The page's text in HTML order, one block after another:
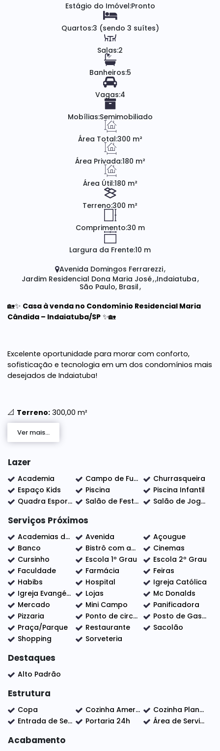
Estágio do Imóvel:Pronto
Quartos:3 (sendo 3 suítes)
Salas:2
Banheiros:5
Vagas:4
Mobílias:Semimobiliado
Área Total:300 m²
Área Privada:180 m²
Área Útil:180 m²
Terreno:300 m²
Comprimento:30 m
Largura da Frente:10 m
Avenida Domingos Ferrarezzi
Jardim Residencial Dona Maria José Indaiatuba
São Paulo, Brasil
🏡✨ Casa à venda no Condomínio Residencial Maria
Cândida – Indaiatuba/SP ✨🏡
Excelente oportunidade para morar com conforto,
sofisticação e tecnologia em um dos condomínios mais
desejados de Indaiatuba!
📐 Terreno: 300,00 m²
🏗Construção:
Piscina:11,76 m²
📊Área total construída:
🌿Área livre:
🔹 3 suítes
🔹 Escritório com móveis planejados
🔹 Lavabo com móveis planejados
🔹 Área gourmet com móveis planejados
🔹 Cozinha com móveis planejados
🔹 Lavanderia com móveis planejados
🔹 3 WCs com móveis planejados
🔹 4 vagas de garagem (2 cobertas e 2 descobertas)
❄ Infraestrutura para ar-condicionado nos 3
dormitórios, sala, escritório e área gourmet
🪞 Box e espelhos dos WCs já instalados
💧 Caixa d’água de 1.500 litros
🚿 Ducha na piscina
🏊 Piscina em alvenaria com cascata
✨ Acabamento todo em porcelanato
✨ Fachada com pele de vidro
Ver mais...
Lazer
Academia Campo de Futebol
Churrasqueira
Espaço Kids
Piscina
Piscina Infantil
Quadra Esportiva
Salão de Festas Salão de Jogos
Serviços Próximos
Academias de ginástica Avenida
Açougue
Banco
Bistrô com adega
Cinemas
Cursinho
Escola 1º Grau
Escola 2º Grau
Faculdade
Farmácia
Feiras
Habibs
Hospital
Igreja Católica
Igreja Evangélica
Lojas
Mc Donalds
Mercado
Mini Campo
Panificadora
Pizzaria
Ponto de circular
Posto de Gasolina
Praça/Parque
Restaurante
Sacolão
Shopping
Sorveteria
Destaques
Alto Padrão
Estrutura
Copa Cozinha Americana
Cozinha Planejada
Entrada de Serviço
Portaria 24h Área de Serviço
Acabamento